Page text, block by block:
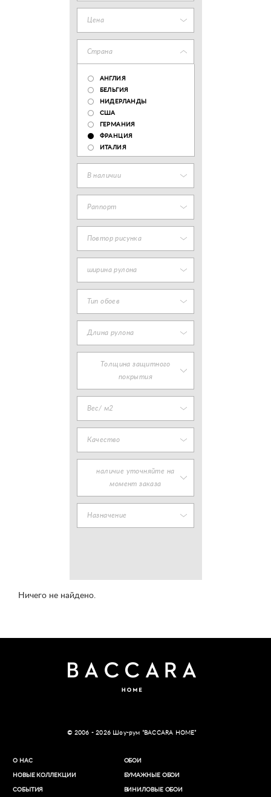
Цена
Страна
АНГЛИЯ
БЕЛЬГИЯ
НИДЕРЛАНДЫ
США
ГЕРМАНИЯ
ФРАНЦИЯ
ИТАЛИЯ
В наличии
Раппорт
Повтор рисунка
ширина рулона
Тип обоев
Длина рулона
Толщина защитного
покрытия
Вес/ м2
Качество
наличие уточняйте на
момент заказа
Назначение
Ничего не найдено.
© 2006 - 2026 Шоу-рум “BACCARA HOME”
О НАС
НОВЫЕ КОЛЛЕКЦИИ
СОБЫТИЯ
ОБОИ
БУМАЖНЫЕ ОБОИ
ВИНИЛОВЫЕ ОБОИ​